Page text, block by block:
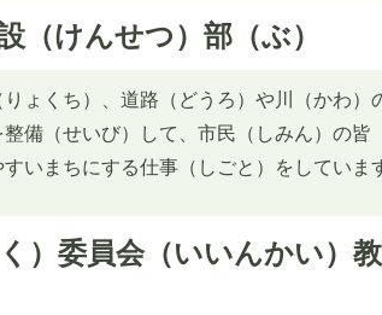
（けんせつ）部（ぶ）
ょくち）、道路（どうろ）や川（かわ）
備（せいび）して、市民（しみん）の皆
いまちにする仕事（しごと）をしていま
）委員会（いいんかい）